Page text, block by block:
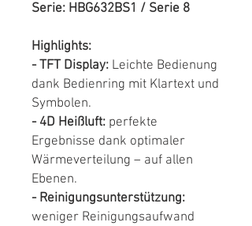
Serie: HBG632BS1 / Serie 8
Highlights:
- TFT Display: Leichte Bedienung
dank Bedienring mit Klartext und
Symbolen.
- 4D Heißluft: perfekte
Ergebnisse dank optimaler
Wärmeverteilung – auf allen
Ebenen.
- Reinigungsunterstützung:
weniger Reinigungsaufwand